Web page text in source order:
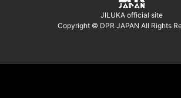
JILUKA official site
Copyright © DPR JAPAN All Rights